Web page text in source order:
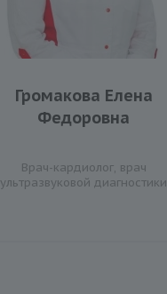
Громакова Елена
Федоровна
Врач-кардиолог, врач
ультразвуковой диагностики